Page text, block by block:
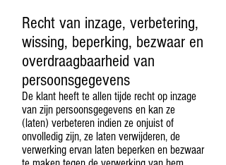
Recht van inzage, verbetering,
wissing, beperking, bezwaar en
overdraagbaarheid van
persoonsgegevens
De klant heeft te allen tijde recht op inzage
van zijn persoonsgegevens en kan ze
(laten) verbeteren indien ze onjuist of
onvolledig zijn, ze laten verwijderen, de
verwerking ervan laten beperken en bezwaar